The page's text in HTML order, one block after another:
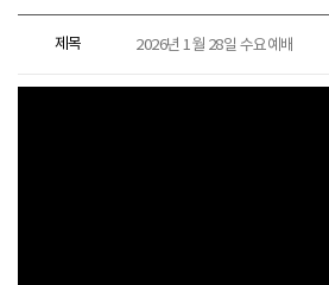
제목 2026년 1월 28일 수요예배